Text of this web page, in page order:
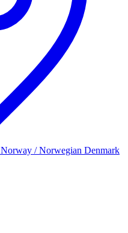
Norway / Norwegian Denmark